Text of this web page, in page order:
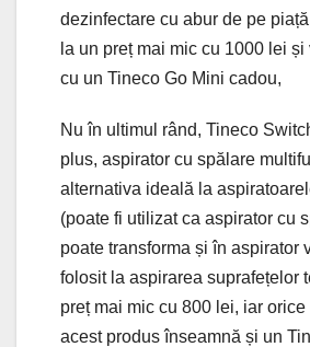
dezinfectare cu abur de pe
la un preț mai mic cu 1000 lei
cu un Tineco Go Mini cadou,
Nu în ultimul rând, Tineco
plus, aspirator cu spălare
alternativa ideală la
(poate fi utilizat ca aspirator cu
poate transforma și în aspirator
folosit la aspirarea suprafețelor
preț mai mic cu 800 lei, iar
acest produs înseamnă și un